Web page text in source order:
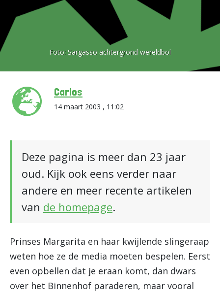
Foto: Sargasso achtergrond wereldbol
Carlos
14 maart 2003 , 11:02
Deze pagina is meer dan 23 jaar
oud. Kijk ook eens verder naar
andere en meer recente artikelen
van de homepage.
Prinses Margarita en haar kwijlende slingeraap
weten hoe ze de media moeten bespelen. Eerst
even opbellen dat je eraan komt, dan dwars
over het Binnenhof paraderen, maar vooral